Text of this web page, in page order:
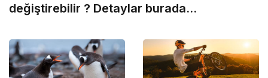
değiştirebilir ? Detaylar burada…